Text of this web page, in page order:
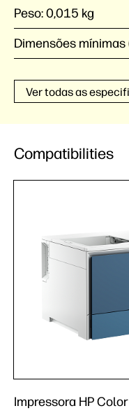
Peso:0,015 kg
Dimensões mínimas
Compatibilities
Impressora HP